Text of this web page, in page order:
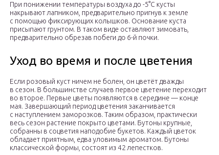
При понижении температуры воздуха до -5°С кусты
накрывают лапником, предварительно пригнув к земле
с помощью фиксирующих колышков. Основание куста
присыпают грунтом. В таком виде оставляют зимовать,
предварительно обрезав побеги до 6-й почки.
Уход во время и после цветения
Если розовый куст ничем не болен, он цветёт дважды
в сезон. В большинстве случаев первое цветение переходит
во второе. Первые цветы появляются в середине — конце
мая. Завершающий период цветения заканчивается
с наступлением заморозков. Таким образом, практически
весь сезон растение покрыто цветами. Бутоны крупные,
собранны в соцветия наподобие букетов. Каждый цветок
обладает приятным, едва уловимым ароматом. Бутоны
классической формы, состоят из 42 лепестков.